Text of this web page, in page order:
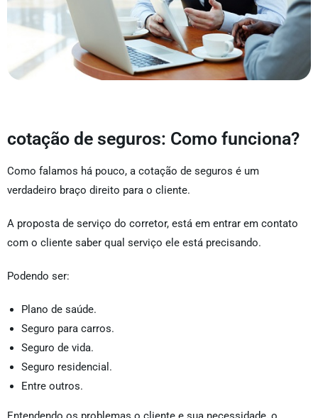
cotação de seguros: Como funciona?
Como falamos há pouco, a cotação de seguros é um
verdadeiro braço direito para o cliente.
A proposta de serviço do corretor, está em entrar em contato
com o cliente saber qual serviço ele está precisando.
Podendo ser:
Plano de saúde.
Seguro para carros.
Seguro de vida.
Seguro residencial.
Entre outros.